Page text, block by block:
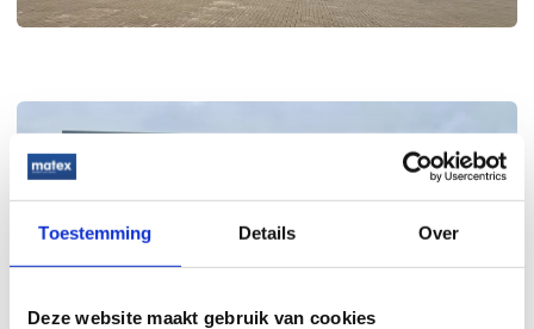
Toestemming Details Over
Deze website maakt gebruik van cookies